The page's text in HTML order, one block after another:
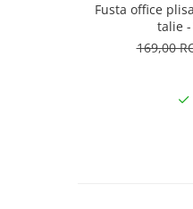
Fusta office
talie
169,00